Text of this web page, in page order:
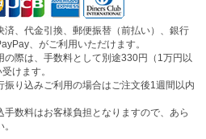
済、代金引換、郵便振替（前払い）、銀行
、がご利用いただけます。
際は、手数料として別途330円（1万円以
けます。
り込みご利用の場合はご注文後1週間以内
手数料はお客様負担となりますので、あら